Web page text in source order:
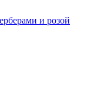
и розой